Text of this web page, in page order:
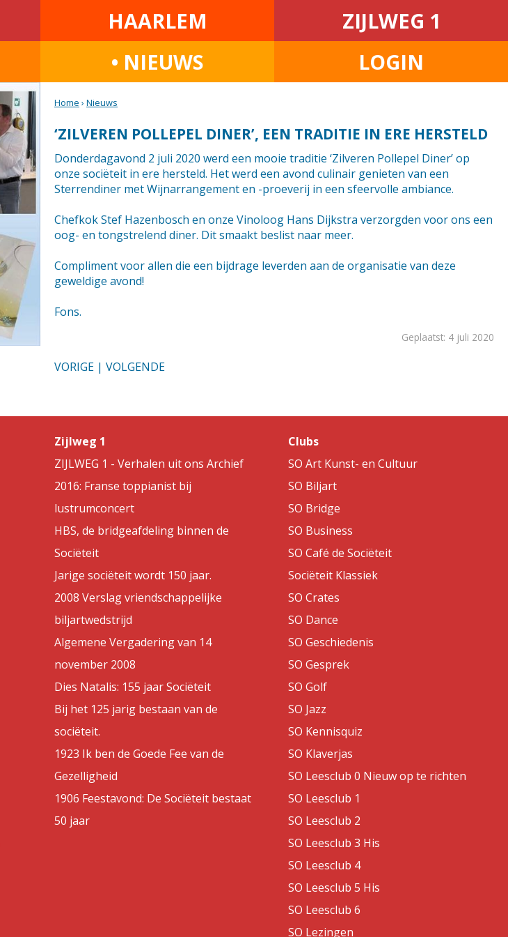
HAARLEM
ZIJLWEG 1
• NIEUWS LOGIN
Home › Nieuws
‘ZILVEREN POLLEPEL DINER’, EEN TRADITIE IN ERE HERSTELD
Donderdagavond 2 juli 2020 werd een mooie traditie ‘Zilveren Pollepel Diner’ op
onze sociëteit in ere hersteld. Het werd een avond culinair genieten van een
Sterrendiner met Wijnarrangement en -proeverij in een sfeervolle ambiance.
Chefkok Stef Hazenbosch en onze Vinoloog Hans Dijkstra verzorgden voor ons een
oog- en tongstrelend diner. Dit smaakt beslist naar meer.
Compliment voor allen die een bijdrage leverden aan de organisatie van deze
geweldige avond!
Fons.
Geplaatst: 4 juli 2020
VORIGE | VOLGENDE
Zijlweg 1
ZIJLWEG 1 - Verhalen uit ons Archief
2016: Franse toppianist bij
lustrumconcert
HBS, de bridgeafdeling binnen de
Sociëteit
Jarige sociëteit wordt 150 jaar.
2008 Verslag vriendschappelijke
biljartwedstrijd
Algemene Vergadering van 14
november 2008
Dies Natalis: 155 jaar Sociëteit
Bij het 125 jarig bestaan van de
sociëteit.
1923 Ik ben de Goede Fee van de
Gezelligheid
1906 Feestavond: De Sociëteit bestaat
50 jaar
Clubs
SO Art Kunst- en Cultuur
SO Biljart
SO Bridge
SO Business
SO Café de Sociëteit
Sociëteit Klassiek
SO Crates
SO Dance
SO Geschiedenis
SO Gesprek
SO Golf
SO Jazz
SO Kennisquiz
SO Klaverjas
SO Leesclub 0 Nieuw op te richten
SO Leesclub 1
SO Leesclub 2
SO Leesclub 3 His
SO Leesclub 4
SO Leesclub 5 His
SO Leesclub 6
SO Lezingen